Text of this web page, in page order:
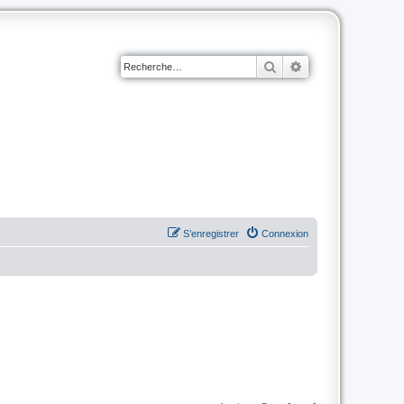
Rechercher
Connexion
S’enregistrer